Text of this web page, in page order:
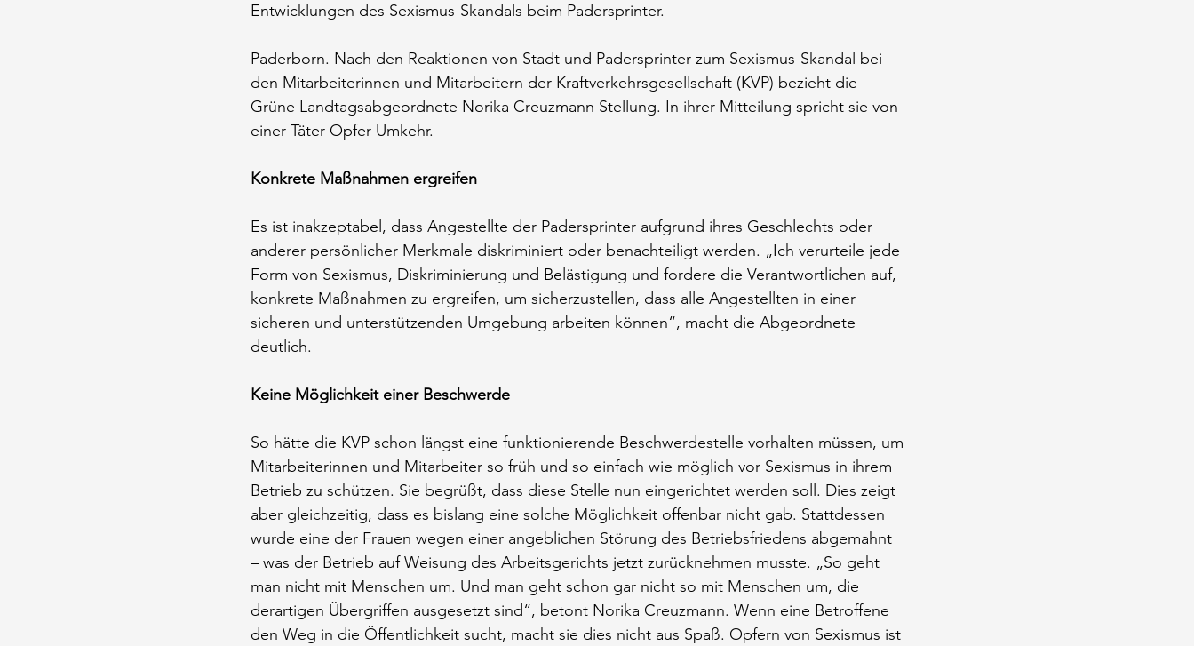
Entwicklungen des Sexismus-Skandals beim Padersprinter.
Paderborn. Nach den Reaktionen von Stadt und Padersprinter zum Sexismus-Skandal bei
den Mitarbeiterinnen und Mitarbeitern der Kraftverkehrsgesellschaft (KVP) bezieht die
Grüne Landtagsabgeordnete Norika Creuzmann Stellung. In ihrer Mitteilung spricht sie von
einer Täter-Opfer-Umkehr.
Konkrete Maßnahmen ergreifen
Es ist inakzeptabel, dass Angestellte der Padersprinter aufgrund ihres Geschlechts oder
anderer persönlicher Merkmale diskriminiert oder benachteiligt werden. „Ich verurteile jede
Form von Sexismus, Diskriminierung und Belästigung und fordere die Verantwortlichen auf,
konkrete Maßnahmen zu ergreifen, um sicherzustellen, dass alle Angestellten in einer
sicheren und unterstützenden Umgebung arbeiten können“, macht die Abgeordnete
deutlich.
Keine Möglichkeit einer Beschwerde
So hätte die KVP schon längst eine funktionierende Beschwerdestelle vorhalten müssen, um
Mitarbeiterinnen und Mitarbeiter so früh und so einfach wie möglich vor Sexismus in ihrem
Betrieb zu schützen. Sie begrüßt, dass diese Stelle nun eingerichtet werden soll. Dies zeigt
aber gleichzeitig, dass es bislang eine solche Möglichkeit offenbar nicht gab. Stattdessen
wurde eine der Frauen wegen einer angeblichen Störung des Betriebsfriedens abgemahnt
– was der Betrieb auf Weisung des Arbeitsgerichts jetzt zurücknehmen musste. „So geht
man nicht mit Menschen um. Und man geht schon gar nicht so mit Menschen um, die
derartigen Übergriffen ausgesetzt sind“, betont Norika Creuzmann. Wenn eine Betroffene
den Weg in die Öffentlichkeit sucht, macht sie dies nicht aus Spaß. Opfern von Sexismus ist